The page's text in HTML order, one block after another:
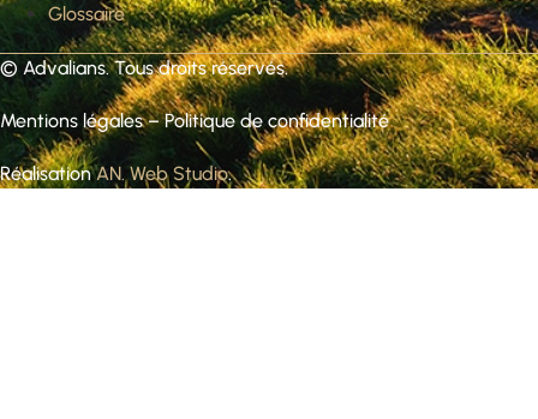
Glossaire
© Advalians. Tous droits réservés.
Mentions légales–Politique de confidentialité
RéalisationAN. Web Studio.